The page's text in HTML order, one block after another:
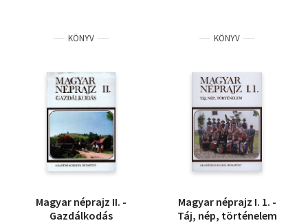
Tankönyv, segédkönyv
Társadalomtudomány
Természettudomány
Történelem
KÖNYV
Magyar néprajz II. -
Gazdálkodás
KÖNYV
Magyar néprajz I. 1. -
Táj, nép, történelem